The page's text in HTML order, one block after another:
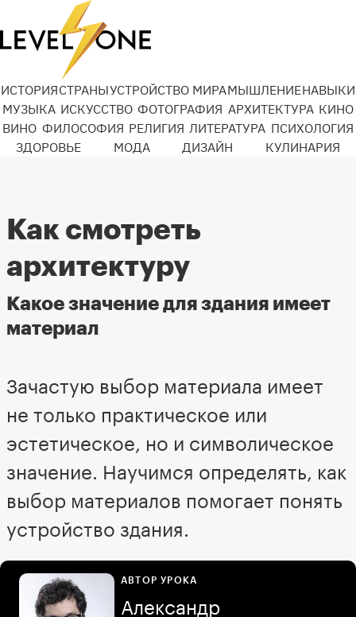
ИСТОРИЯСТРАНЫУСТРОЙСТВО МИРАМЫШЛЕНИЕНАВЫКИ
МУЗЫКА ИСКУССТВО ФОТОГРАФИЯ АРХИТЕКТУРА КИНО
ВИНО ФИЛОСОФИЯ РЕЛИГИЯ ЛИТЕРАТУРА ПСИХОЛОГИЯ
ЗДОРОВЬЕ
МОДА ДИЗАЙН КУЛИНАРИЯ
Как смотреть
архитектуру
Какое значение для здания имеет
материал
Зачастую выбор материала имеет
не только практическое или
эстетическое, но и символическое
значение. Научимся определять, как
выбор материалов помогает понять
устройство здания.
АВТОР УРОКА
Александр